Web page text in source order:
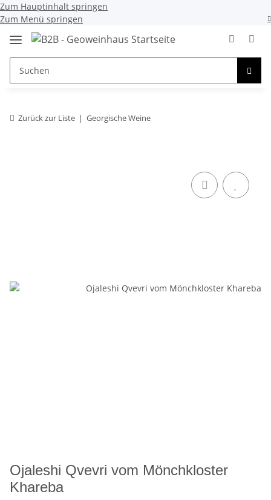
Zum Hauptinhalt springen
Zum Menü springen
Zurück zur Liste Georgische Weine
Ojaleshi Qvevri vom Mönchkloster
Khareba